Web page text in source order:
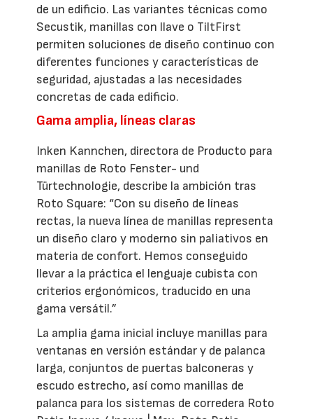
de un edificio. Las variantes técnicas como
Secustik, manillas con llave o TiltFirst
permiten soluciones de diseño continuo con
diferentes funciones y características de
seguridad, ajustadas a las necesidades
concretas de cada edificio.
Gama amplia, líneas claras
Inken Kannchen, directora de Producto para
manillas de Roto Fenster- und
Türtechnologie, describe la ambición tras
Roto Square: “Con su diseño de líneas
rectas, la nueva línea de manillas representa
un diseño claro y moderno sin paliativos en
materia de confort. Hemos conseguido
llevar a la práctica el lenguaje cubista con
criterios ergonómicos, traducido en una
gama versátil.”
La amplia gama inicial incluye manillas para
ventanas en versión estándar y de palanca
larga, conjuntos de puertas balconeras y
escudo estrecho, así como manillas de
palanca para los sistemas de corredera Roto